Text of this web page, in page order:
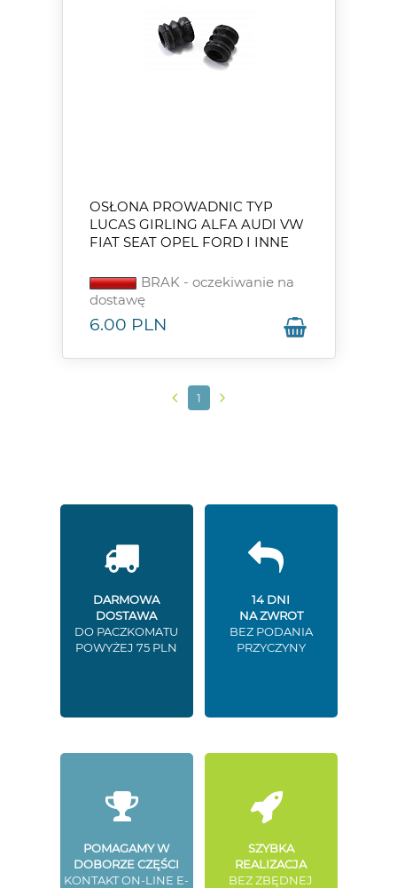
OSŁONA PROWADNIC TYP
LUCAS GIRLING ALFA AUDI VW
FIAT SEAT OPEL FORD I INNE
BRAK - oczekiwanie na
dostawę
6.00 PLN
1
DARMOWA
DOSTAWA
DO PACZKOMATU
POWYŻEJ 75 PLN
14 DNI
NA ZWROT
BEZ PODANIA
PRZYCZYNY
POMAGAMY W
DOBORZE CZĘŚCI
KONTAKT ON-LINE E-
SZYBKA
REALIZACJA
BEZ ZBĘDNEJ